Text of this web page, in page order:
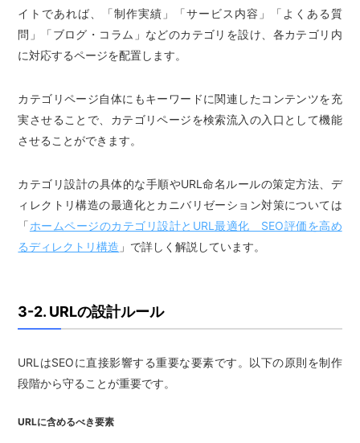
イトであれば、「制作実績」「サービス内容」「よくある質
問」「ブログ・コラム」などのカテゴリを設け、各カテゴリ内
に対応するページを配置します。
カテゴリページ自体にもキーワードに関連したコンテンツを充
実させることで、カテゴリページを検索流入の入口として機能
させることができます。
カテゴリ設計の具体的な手順やURL命名ルールの策定方法、デ
ィレクトリ構造の最適化とカニバリゼーション対策については
「ホームページのカテゴリ設計とURL最適化 SEO評価を高め
るディレクトリ構造 」で詳しく解説しています。
3-2. URLの設計ルール
URLはSEOに直接影響する重要な要素です。以下の原則を制作
段階から守ることが重要です。
URLに含めるべき要素